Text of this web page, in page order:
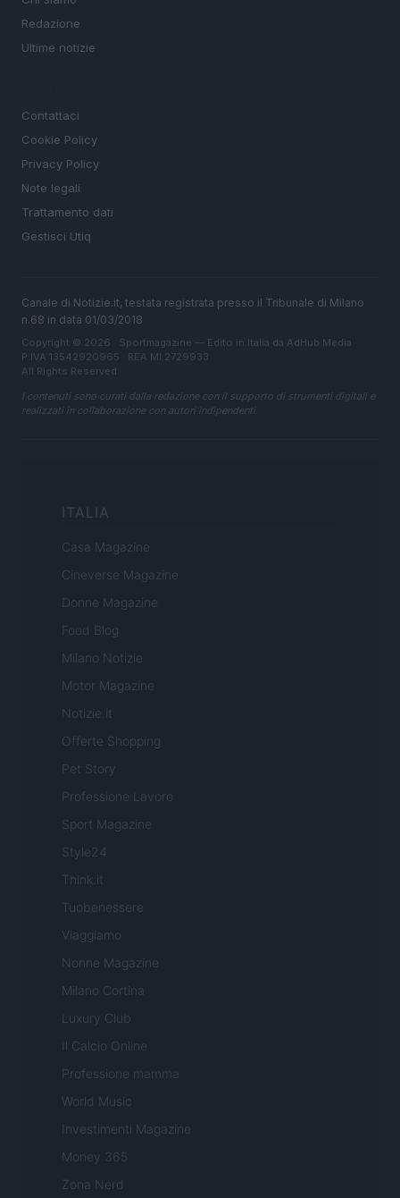
Redazione
Ultime notizie
Contattaci
Cookie Policy
Privacy Policy
Note legali
Trattamento dati
Gestisci Utiq
Canale di Notizie.it, testata registrata presso il Tribunale di Milano
n.68 in data 01/03/2018
Copyright © 2026 · Sportmagazine — Edito in Italia da AdHub Media
P.IVA 13542920965 · REA MI 2729933
All Rights Reserved
I contenuti sono curati dalla redazione con il supporto di strumenti digitali e
realizzati in collaborazione con autori indipendenti.
ITALIA
Casa Magazine
Cineverse Magazine
Donne Magazine
Food Blog
Milano Notizie
Motor Magazine
Notizie.it
Offerte Shopping
Pet Story
Professione Lavoro
Sport Magazine
Style24
Think.it
Tuobenessere
Viaggiamo
Nonne Magazine
Milano Cortina
Luxury Club
Il Calcio Online
Professione mamma
World Music
Investimenti Magazine
Money 365
Zona Nerd